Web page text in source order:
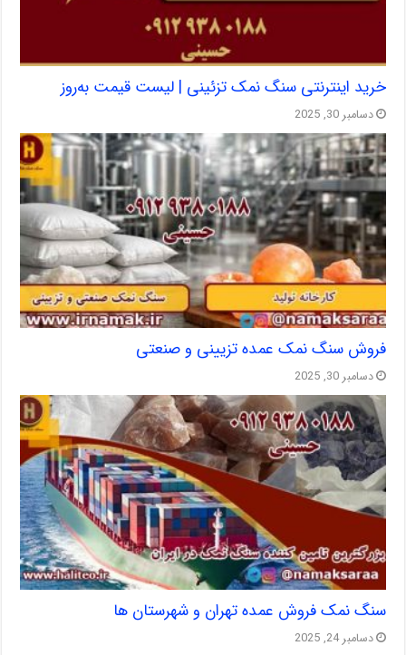
خرید اینترنتی سنگ نمک تزئینی | لیست قیمت به‌روز
دسامبر 30, 2025
فروش سنگ نمک عمده تزیینی و صنعتی
دسامبر 30, 2025
سنگ نمک فروش عمده تهران و شهرستان ها
دسامبر 24, 2025